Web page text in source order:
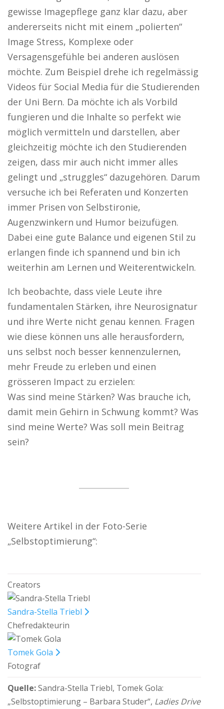
gewisse Imagepflege ganz klar dazu, aber
andererseits nicht mit einem „polierten“
Image Stress, Komplexe oder
Versagensgefühle bei anderen auslösen
möchte. Zum Beispiel drehe ich regelmässig
Videos für Social Media für die Studierenden
der Uni Bern. Da möchte ich als Vorbild
fungieren und die Inhalte so perfekt wie
möglich vermitteln und darstellen, aber
gleichzeitig möchte ich den Studierenden
zeigen, dass mir auch nicht immer alles
gelingt und „struggles“ dazugehören. Darum
versuche ich bei Referaten und Konzerten
immer Prisen von Selbstironie,
Augenzwinkern und Humor beizufügen.
Dabei eine gute Balance und eigenen Stil zu
erlangen finde ich spannend und bin ich
weiterhin am Lernen und Weiterentwickeln.
Ich beobachte, dass viele Leute ihre
fundamentalen Stärken, ihre Neurosignatur
und ihre Werte nicht genau kennen. Fragen
wie diese können uns alle herausfordern,
uns selbst noch besser kennenzulernen,
mehr Freude zu erleben und einen
grösseren Impact zu erzielen:
Was sind meine Stärken? Was brauche ich,
damit mein Gehirn in Schwung kommt? Was
sind meine Werte? Was soll mein Beitrag
sein?
Weitere Artikel in der Foto-Serie
„Selbstoptimierung“:
Creators
Sandra-Stella Triebl
Chefredakteurin
Tomek Gola
Fotograf
Quelle:Sandra-Stella Triebl, Tomek Gola:
„Selbstoptimierung – Barbara Studer“, Ladies Drive